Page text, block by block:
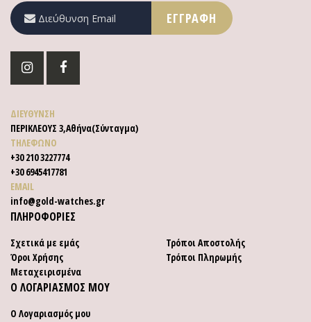
Εγγραφή
στο
Ενημερωτικό
ΕΓΓΡΑΦΉ
ΔΙΕΥΘΥΝΣΗ
ΠΕΡΙΚΛΕΟΥΣ 3,Αθήνα(Σύνταγμα)
ΤΗΛΕΦΩΝΟ
+30 210 3227774
+30 6945417781
EMAIL
info@gold-watches.gr
ΠΛΗΡΟΦΟΡΙΕΣ
Σχετικά με εμάς
Όροι Χρήσης
Μεταχειρισμένα
Τρόποι Αποστολής
Τρόποι Πληρωμής
Ο ΛΟΓΑΡΙΑΣΜΟΣ ΜΟΥ
Ο Λογαριασμός μου